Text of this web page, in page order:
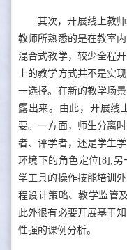
其次，开展线上教
教师所熟悉的是在教室
混合式教学，较少全程
上的教学方式并不是实
一选择。在新的教学场
露出来。由此，开展线
要。一方面，师生分离
者、评学者，还是学生
环境下的角色定位[8];另
学工具的操作技能培训
程设计策略、教学监管
此外很有必要开展基于
性强的课例分析。